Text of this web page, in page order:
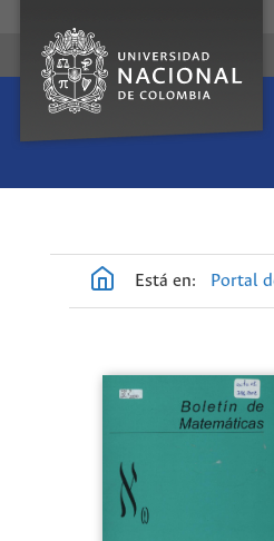
Está en: Portal